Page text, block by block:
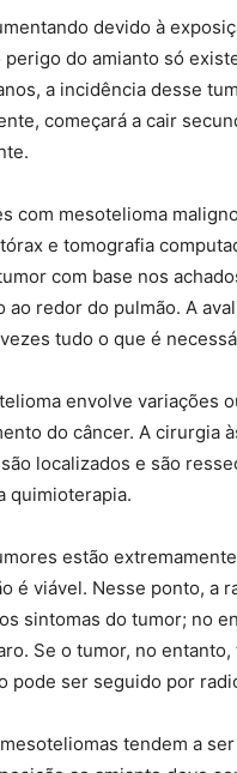
devido à
do amianto só
a incidência desse
começará a cair
com mesotelioma
e tomografia
com base nos
ao redor do pulmão. A
tudo o que é
envolve variações
do câncer. A cirurgia
localizados e são
quimioterapia.
estão
é viável. Nesse ponto, a
sintomas do tumor; no
Se o tumor, no
pode ser seguido por
tendem a